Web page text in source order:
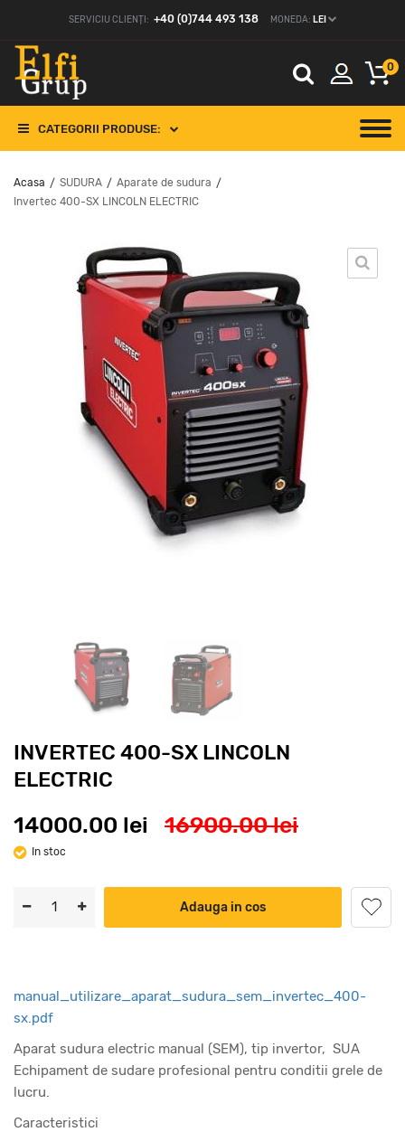
SERVICIU CLIENȚI: +40 (0)744 493 138 MONEDA: LEI
0
CATEGORII PRODUSE:
Acasa / SUDURA / Aparate de sudura /
Invertec 400-SX LINCOLN ELECTRIC
INVERTEC 400-SX LINCOLN
ELECTRIC
14000.00 lei 16900.00 lei
In stoc
Adauga in cos
manual_utilizare_aparat_sudura_sem_invertec_400-
sx.pdf
Aparat sudura electric manual (SEM), tip invertor, SUA
Echipament de sudare profesional pentru conditii grele de
lucru.
Caracteristici